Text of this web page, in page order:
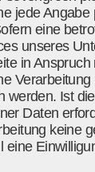
jede
eine
unseres
in
werden. Ist
Daten
keine
eine